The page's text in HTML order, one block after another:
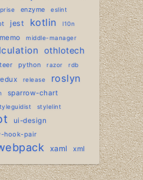
enzyme eslint
jest kotlin
l10n
memo
middle-manager
othlotech
python razor rdb
release roslyn
sparrow-chart
stylelint
ui-design
hook-pair
xaml xml